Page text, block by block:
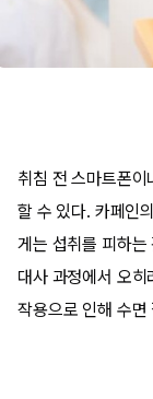
취침 전 스마트폰
할 수 있다. 카페인
게는 섭취를 피하는
대사 과정에서 오
작용으로 인해 수면